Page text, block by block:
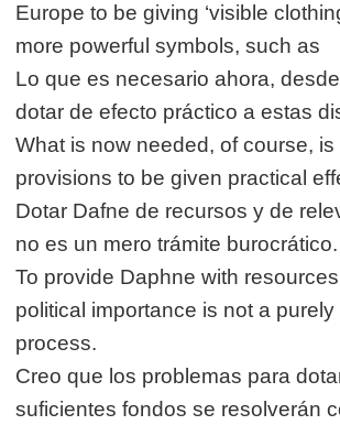
Europe to be giving ‘visible
more powerful symbols, such as
Lo que es necesario ahora,
dotar de efecto práctico a estas
What is now needed, of course, is
provisions to be given practical
Dotar Dafne de recursos y de
no es un mero trámite burocrático.
To provide Daphne with
political importance is not a
process.
Creo que los problemas para
suficientes fondos se resolverán